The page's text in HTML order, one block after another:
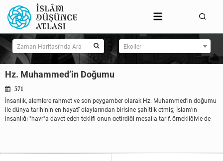
Zaman Haritası'nda Ara Ekoller
Hz. Muhammed’in Doğumu
571
İnsanlık, alemlere rahmet ve son peygamber olarak Hz. Muhammed’in doğumu
ile dünya tarihinin en hayatî olaylarından birisine şahitlik etmiş; İslam’ın
insanlığı "hayr"a davet eden teklifi onun getirdiği mesajla tarif, örnekliğiyle de